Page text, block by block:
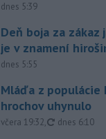
dnes 5:39
Deň boja za zákaz
je v znamení
dnes 5:55
Mláďa z populácie
hrochov uhynulo
včera 19:32, aktualizované
dnes 6:10